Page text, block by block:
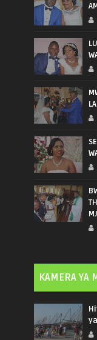
KAMERA YA